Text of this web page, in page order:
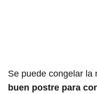
Se puede congelar la
buen postre para